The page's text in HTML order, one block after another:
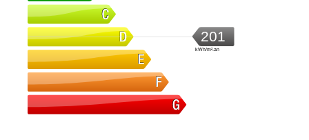
201
kWh/m².an